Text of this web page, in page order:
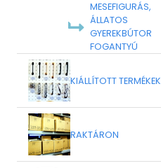
MESEFIGURÁS,
ÁLLATOS
GYEREKBÚTOR
FOGANTYÚ
KIÁLLÍTOTT TERMÉKEK
RAKTÁRON